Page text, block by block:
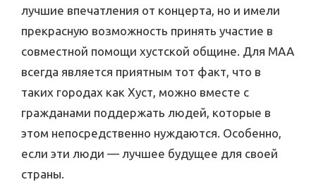
лучшие впечатления от концерта, но и имели
прекрасную возможность принять участие в
совместной помощи хустской общине. Для МАА
всегда является приятным тот факт, что в
таких городах как Хуст, можно вместе с
гражданами поддержать людей, которые в
этом непосредственно нуждаются. Особенно,
если эти люди — лучшее будущее для своей
страны.